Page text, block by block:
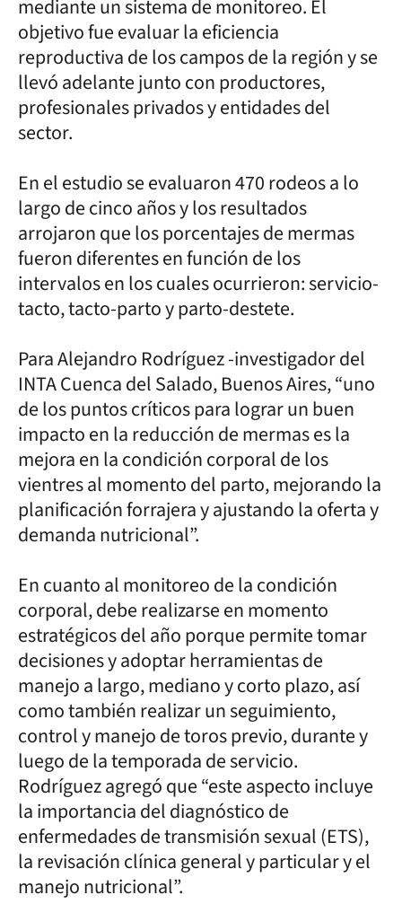
mediante un sistema de monitoreo. El
objetivo fue evaluar la eficiencia
reproductiva de los campos de la región y se
llevó adelante junto con productores,
profesionales privados y entidades del
sector.
En el estudio se evaluaron 470 rodeos a lo
largo de cinco años y los resultados
arrojaron que los porcentajes de mermas
fueron diferentes en función de los
intervalos en los cuales ocurrieron: servicio-
tacto, tacto-parto y parto-destete.
Para Alejandro Rodríguez -investigador del
INTA Cuenca del Salado, Buenos Aires, “uno
de los puntos críticos para lograr un buen
impacto en la reducción de mermas es la
mejora en la condición corporal de los
vientres al momento del parto, mejorando la
planificación forrajera y ajustando la oferta y
demanda nutricional”.
En cuanto al monitoreo de la condición
corporal, debe realizarse en momento
estratégicos del año porque permite tomar
decisiones y adoptar herramientas de
manejo a largo, mediano y corto plazo, así
como también realizar un seguimiento,
control y manejo de toros previo, durante y
luego de la temporada de servicio.
Rodríguez agregó que “este aspecto incluye
la importancia del diagnóstico de
enfermedades de transmisión sexual (ETS),
la revisación clínica general y particular y el
manejo nutricional”.